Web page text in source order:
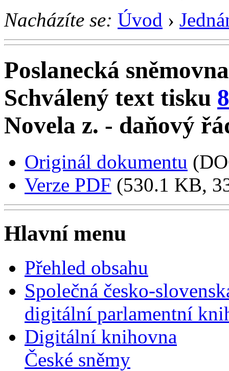
Nacházíte se: Úvod ›
Poslanecká sněmovna
Schválený text tisku
Novela z. - daňový
Originál dokumentu
Verze PDF (530.1 KB,
Hlavní menu
Přehled obsahu
Společná česko-
digitální parlamentní
Digitální knihovna
České sněmy